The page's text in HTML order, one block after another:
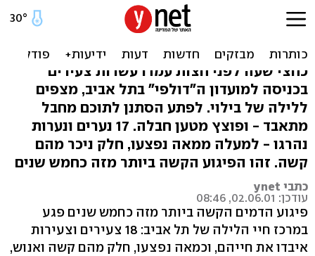
פיגוע דמים בדולפינריום
כחצי שעה לפני חצות עמדו עשרות צעירים
בכניסה למועדון ה"דולפי" בתל אביב, מצפים
ללילה של בילוי. לפתע הסתנן לתוכם מחבל
מתאבד - ופוצץ מטען חבלה. 17 נערים ונערות
נהרגו - למעלה ממאה נפצעו, חלק ניכר מהם
קשה. זהו הפיגוע הקשה ביותר מזה כחמש שנים
כתבי ynet
עודכן: 02.06.01, 08:46
פיגוע הדמים הקשה ביותר מזה כחמש שנים פגע
במרכז חיי הלילה של תל אביב: 18 צעירים וצעירות
איבדו את חייהם, וכמאה נפצעו, חלק מהם קשה ואנוש,